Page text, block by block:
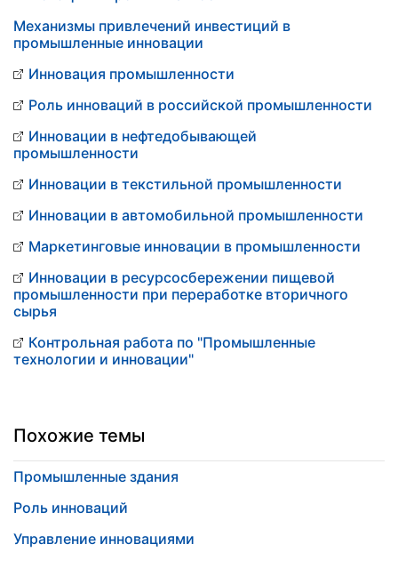
Механизмы привлечений инвестиций в
промышленные инновации
Инновация промышленности
Роль инноваций в российской промышленности
Инновации в нефтедобывающей
промышленности
Инновации в текстильной промышленности
Инновации в автомобильной промышленности
Маркетинговые инновации в промышленности
Инновации в ресурсосбережении пищевой
промышленности при переработке вторичного
сырья
Контрольная работа по "Промышленные
технологии и инновации"
Похожие темы
Промышленные здания
Роль инноваций
Управление инновациями